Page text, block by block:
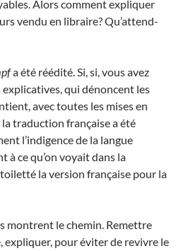
Alors comment expliquer
vendu en libraire? Qu’attend-
a été réédité. Si, si, vous avez
explicatives, qui dénoncent les
avec toutes les mises en
traduction française a été
l’indigence de la langue
à ce qu’on voyait dans la
la version française pour la
montrent le chemin. Remettre
expliquer, pour éviter de revivre le